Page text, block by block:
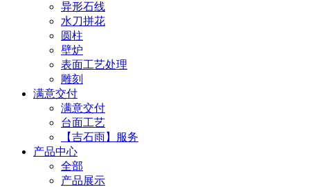
异形石线
水刀拼花
圆柱
壁炉
表面工艺处理
雕刻
满意交付
满意交付
台面工艺
【吉石雨】服务
产品中心
全部
产品展示